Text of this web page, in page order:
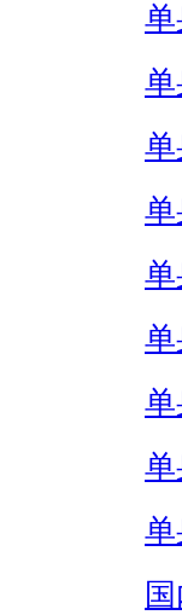
单
单
单
单
单
单